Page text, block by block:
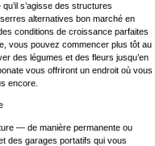
s’agisse des structures
alternatives bon marché en
conditions de croissance parfaites
vous pouvez commencer plus tôt au
des légumes et des fleurs jusqu’en
vous offriront un endroit où vous
encore.
— de manière permanente ou
des garages portatifs qui vous